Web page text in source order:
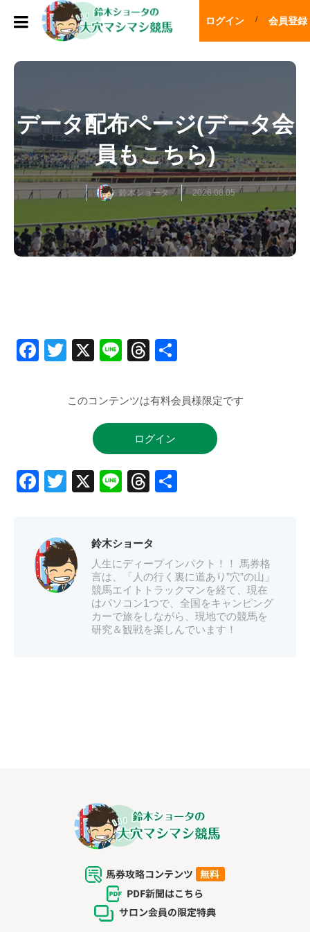
ログイン 会員登録
データ配布ページ(データ会
員もこちら)
鈴木ショータ 2026.08.05
Facebook
Twitter
X LineThreads
このコンテンツは有料会員様限定です
ログイン
Facebook
Twitter
X LineThreads
鈴木ショータ
人生にディープインパクト！！ 馬券格
言は、「人の行く裏に道あり”穴”の山」
競馬エイトトラックマンを経て、現在
はパソコン1つで、全国をキャンピング
カーで旅をしながら、現地での競馬を
研究＆観戦を楽しんでいます！